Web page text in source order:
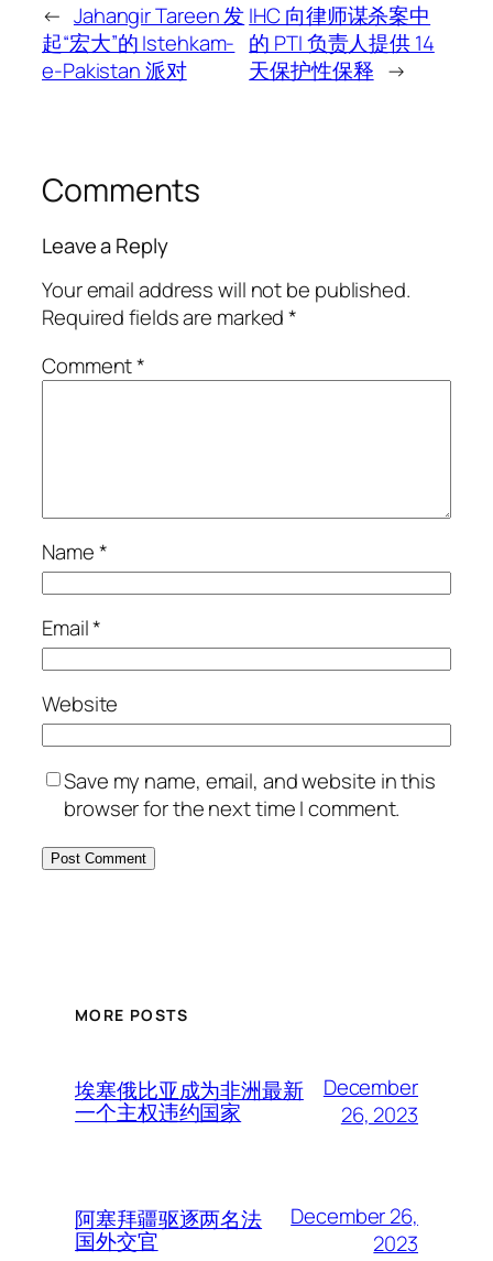
← Jahangir Tareen 发
起“宏大”的 Istehkam-
e-Pakistan 派对
IHC 向律师谋杀案中
的 PTI 负责人提供 14
天保护性保释 →
Comments
Leave a Reply
Your email address will not be published.
Required fields are marked*
Comment*
Name*
Email*
Website
Save my name, email, and website in this
browser for the next time I comment.
MORE POSTS
埃塞俄比亚成为非洲最新
一个主权违约国家
December
26, 2023
阿塞拜疆驱逐两名法
国外交官
December 26,
2023